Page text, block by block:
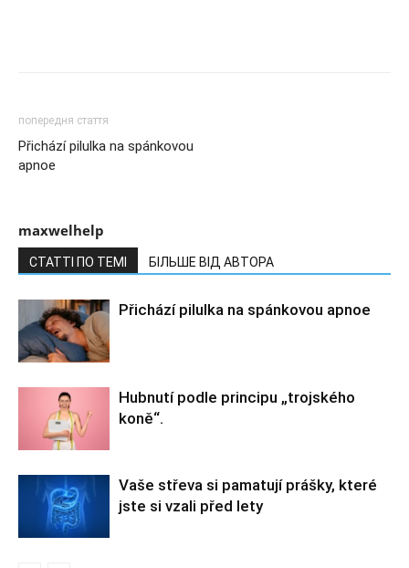
попередня стаття
Přichází pilulka na spánkovou
apnoe
maxwelhelp
СТАТТІ ПО ТЕМІ БІЛЬШЕ ВІД АВТОРА
Přichází pilulka na spánkovou apnoe
Hubnutí podle principu „trojského
koně“.
Vaše střeva si pamatují prášky, které
jste si vzali před lety